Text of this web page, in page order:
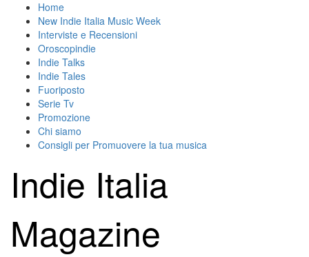
content
Home
New Indie Italia Music Week
Interviste e Recensioni
Oroscopindie
Indie Talks
Indie Tales
Fuoriposto
Serie Tv
Promozione
Chi siamo
Consigli per Promuovere la tua musica
Indie Italia
Magazine